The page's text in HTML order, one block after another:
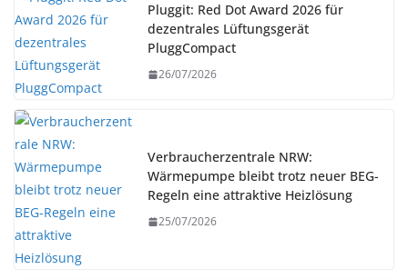
Pluggit: Red Dot Award 2026 für
dezentrales Lüftungsgerät
PluggCompact
26/07/2026
Verbraucherzentrale NRW:
Wärmepumpe bleibt trotz neuer BEG-
Regeln eine attraktive Heizlösung
25/07/2026